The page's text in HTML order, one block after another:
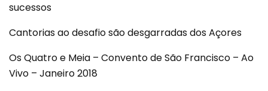
sucessos
Cantorias ao desafio são desgarradas dos Açores
Os Quatro e Meia – Convento de São Francisco – Ao
Vivo – Janeiro 2018